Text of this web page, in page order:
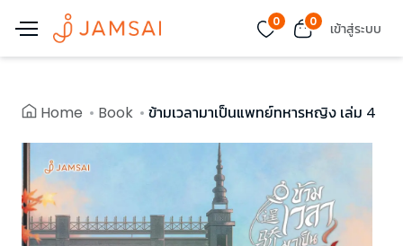
0 0 เข้าสู่ระบบ
Home Book ข้ามเวลามาเป็นแพทย์ทหารหญิง เล่ม 4